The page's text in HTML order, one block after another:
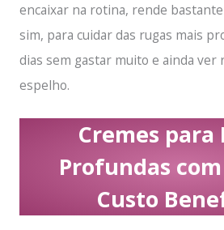
encaixar na rotina, rende
sim, para cuidar das rugas mais
dias sem gastar muito e ainda ver
espelho.
Cremes para
Profundas
Custo